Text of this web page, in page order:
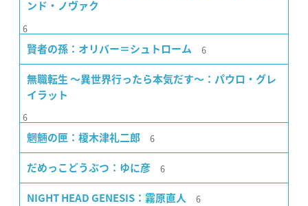
ンド・ノヴァク
6
賢者の孫：オリバー＝シュトローム 6
無職転生 〜異世界行ったら本気だす〜：パウロ・グレ
イラット
6
魍魎の匣：榎木津礼二郎 6
だめっこどうぶつ：ゆに彦 6
NIGHT HEAD GENESIS：霧原直人 6